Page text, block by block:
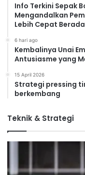
Info Terkini Sepak
Mengandalkan
Lebih Cepat
6 hari ago
Kembalinya Unai
Antusiasme yang
15 April 2026
Strategi pressing
berkembang
Teknik & Strategi